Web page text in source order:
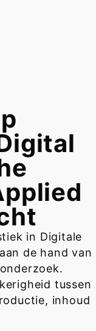
in Digitale
de hand van
tussen
inhoud